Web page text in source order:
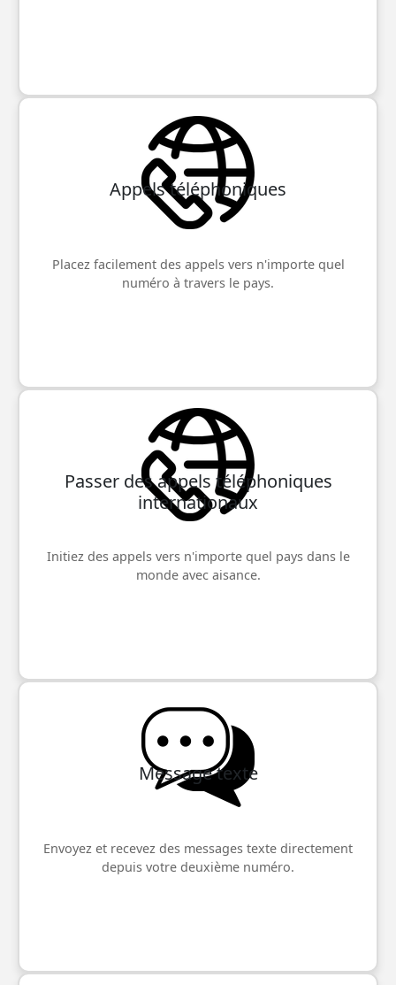
Appels téléphoniques
Placez facilement des appels vers n'importe quel
numéro à travers le pays.
Passer des appels téléphoniques
internationaux
Initiez des appels vers n'importe quel pays dans le
monde avec aisance.
Message texte
Envoyez et recevez des messages texte directement
depuis votre deuxième numéro.